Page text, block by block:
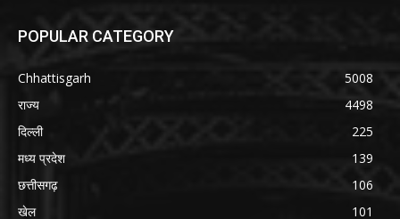
POPULAR CATEGORY
Chhattisgarh
5008
राज्य
4498
दिल्ली
225
मध्य प्रदेश
139
छत्तीसगढ़
106
खेल
101